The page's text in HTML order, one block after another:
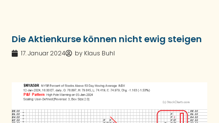
Die Aktienkurse können nicht ewig steigen
17. Januar 2024 by Klaus Buhl